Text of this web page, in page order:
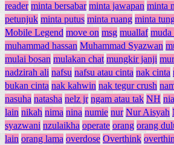
reader minta bersabar minta jawapan minta
petunjuk minta putus minta ruang minta
Mobile Legend move on msg muallaf
muhammad hassan Muhammad Syazwan
mulai bosan mulakan chat mungkir janji
nadzirah ali nafsu nafsu atau cinta nak cinta
bukan cinta nak kahwin nak tegur crush
nasuha natasha nelz jr ngam atau tak NH
lain nikah nima nina numie nur Nur Aisyah
syazwani nzulaikha operate orang orang
lain orang lama overdose Overthink